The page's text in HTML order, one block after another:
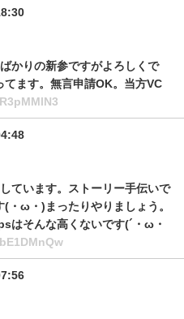
かりの新参ですがよろしくで
てます。無言申請OK。当方VC
ています。ストーリー手伝いで
(・ω・)まったりやりましょう。
はそんな高くないです(´・ω・